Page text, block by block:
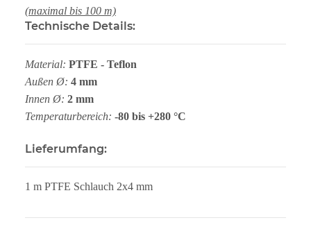
(maximal bis 100 m)
Technische Details:
Material: PTFE - Teflon
Außen Ø: 4 mm
Innen Ø: 2 mm
Temperaturbereich: -80 bis +280 °C
Lieferumfang:
1 m PTFE Schlauch 2x4 mm